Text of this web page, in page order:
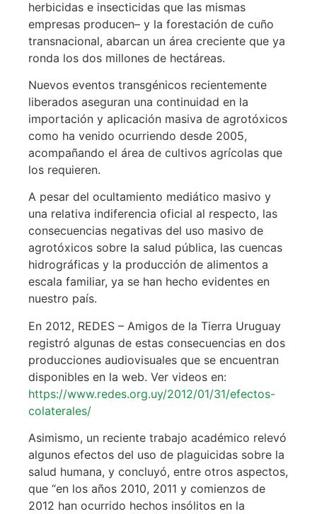
herbicidas e insecticidas que las mismas
empresas producen– y la forestación de cuño
transnacional, abarcan un área creciente que ya
ronda los dos millones de hectáreas.
Nuevos eventos transgénicos recientemente
liberados aseguran una continuidad en la
importación y aplicación masiva de agrotóxicos
como ha venido ocurriendo desde 2005,
acompañando el área de cultivos agrícolas que
los requieren.
A pesar del ocultamiento mediático masivo y
una relativa indiferencia oficial al respecto, las
consecuencias negativas del uso masivo de
agrotóxicos sobre la salud pública, las cuencas
hidrográficas y la producción de alimentos a
escala familiar, ya se han hecho evidentes en
nuestro país.
En 2012, REDES – Amigos de la Tierra Uruguay
registró algunas de estas consecuencias en dos
producciones audiovisuales que se encuentran
disponibles en la web. Ver videos en:
https://www.redes.org.uy/2012/01/31/efectos-
colaterales/
Asimismo, un reciente trabajo académico relevó
algunos efectos del uso de plaguicidas sobre la
salud humana, y concluyó, entre otros aspectos,
que “en los años 2010, 2011 y comienzos de
2012 han ocurrido hechos insólitos en la